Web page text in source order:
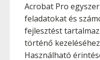
Acrobat Pro
feladatokat és
fejlesztést
történő
Használható